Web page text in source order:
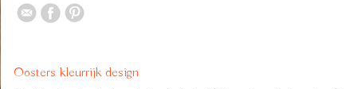
Oosters kleurrijk design